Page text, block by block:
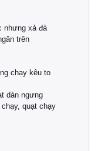
nhưng xả đá
trên
chạy kêu to
dàn ngưng
quạt chạy